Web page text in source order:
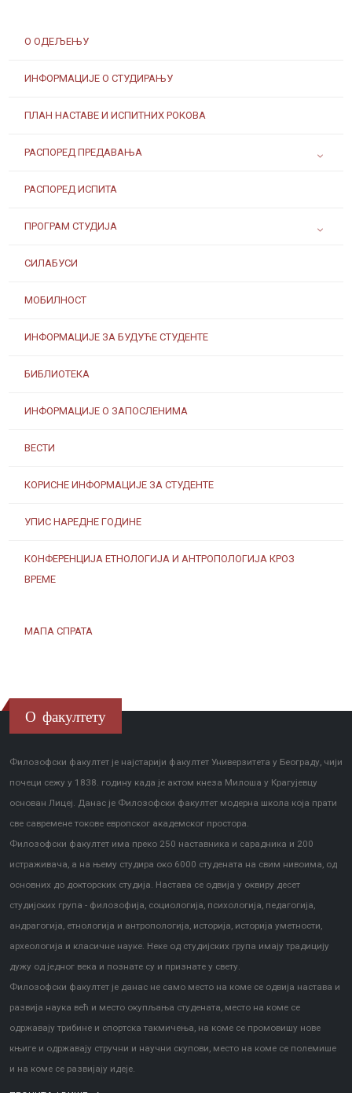
О ОДЕЉЕЊУ
ИНФОРМАЦИЈЕ О СТУДИРАЊУ
ПЛАН НАСТАВЕ И ИСПИТНИХ РОКОВА
РАСПОРЕД ПРЕДАВАЊА
РАСПОРЕД ИСПИТА
ПРОГРАМ СТУДИЈА
СИЛАБУСИ
МОБИЛНОСТ
ИНФОРМАЦИЈЕ ЗА БУДУЋЕ СТУДЕНТЕ
БИБЛИОТЕКА
ИНФОРМАЦИЈЕ О ЗАПОСЛЕНИМА
ВЕСТИ
КОРИСНЕ ИНФОРМАЦИЈЕ ЗА СТУДЕНТЕ
УПИС НАРЕДНЕ ГОДИНЕ
КОНФЕРЕНЦИЈА ЕТНОЛОГИЈА И АНТРОПОЛОГИЈА КРОЗ
ВРЕМЕ
МАПА СПРАТА
О факултету
Филозофски факултет је најстарији факултет Универзитета у Београду, чији
почеци сежу у 1838. годину када је актом кнеза Милоша у Крагујевцу
основан Лицеј. Данас је Филозофски факултет модерна школа која прати
све савремене токове европског академског простора.
Филозофски факултет има преко 250 наставника и сарадника и 200
истраживача, а на њему студира око 6000 студената на свим нивоима, од
основних до докторских студија. Настава се одвија у оквиру десет
студијских група - филозофија, социологија, психологија, педагогија,
андрагогија, етнологија и антропологија, историја, историја уметности,
археологија и класичне науке. Неке од студијских група имају традицију
дужу од једног века и познате су и признате у свету.
Филозофски факултет је данас не само место на коме се одвија настава и
развија наука већ и место окупљања студената, место на коме се
одржавају трибине и спортска такмичења, на коме се промовишу нове
књиге и одржавају стручни и научни скупови, место на коме се полемише
и на коме се развијају идеје.